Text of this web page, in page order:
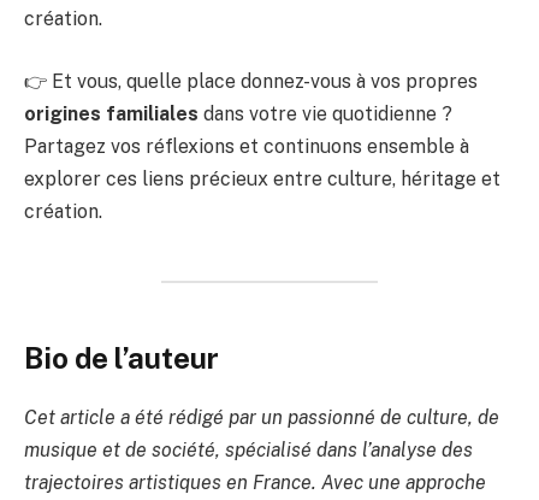
création.
👉 Et vous, quelle place donnez-vous à vos propres
origines familiales dans votre vie quotidienne ?
Partagez vos réflexions et continuons ensemble à
explorer ces liens précieux entre culture, héritage et
création.
Bio de l’auteur
Cet article a été rédigé par un passionné de culture, de
musique et de société, spécialisé dans l’analyse des
trajectoires artistiques en France. Avec une approche